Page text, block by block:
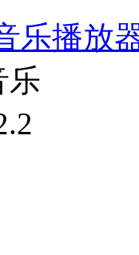
乐播放